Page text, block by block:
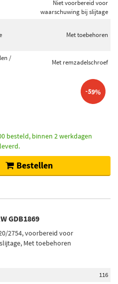
Niet voorbereid voor
waarschuwing bij slijtage
Met toebehoren
/
Met remzadelschroef
-59%
besteld, binnen 2 werkdagen
Bestellen
GDB1869
2754, voorbereid voor
Met toebehoren
116